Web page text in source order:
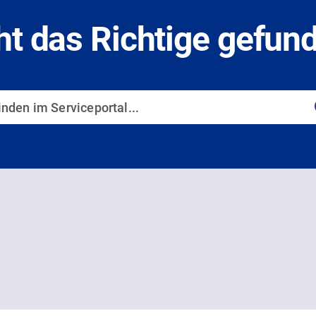
das Richtige